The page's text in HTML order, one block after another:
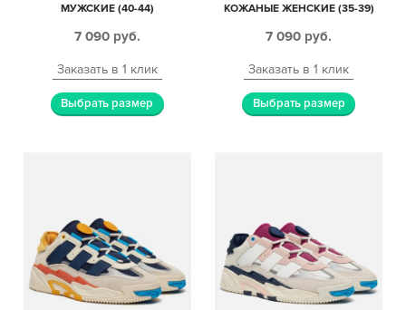
МУЖСКИЕ (40-44)
7 090 руб.
Заказать в 1 клик
Выбрать размер
КОЖАНЫЕ ЖЕНСКИЕ (35-39)
7 090 руб.
Заказать в 1 клик
Выбрать размер